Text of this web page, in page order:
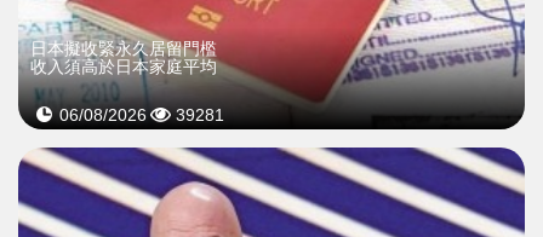
日本擬收緊永久居留門檻
收入須高於日本家庭平均
06/08/2026 39281